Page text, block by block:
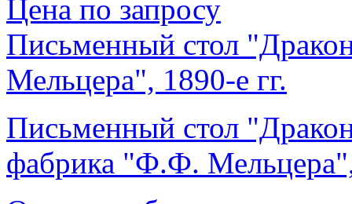
Цена по запросу
Письменный стол
Мельцера", 1890-е гг.
Письменный стол
фабрика "Ф.Ф.